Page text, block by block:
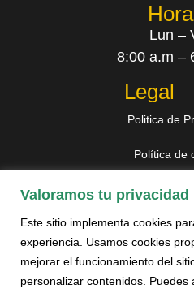
Valoramos tu privacidad
Este sitio implementa cookies
experiencia. Usamos cookies
mejorar el funcionamiento del
personalizar contenidos.
Lun –
8:00 a.m –
Legal
Politica de
Política de
Libro de